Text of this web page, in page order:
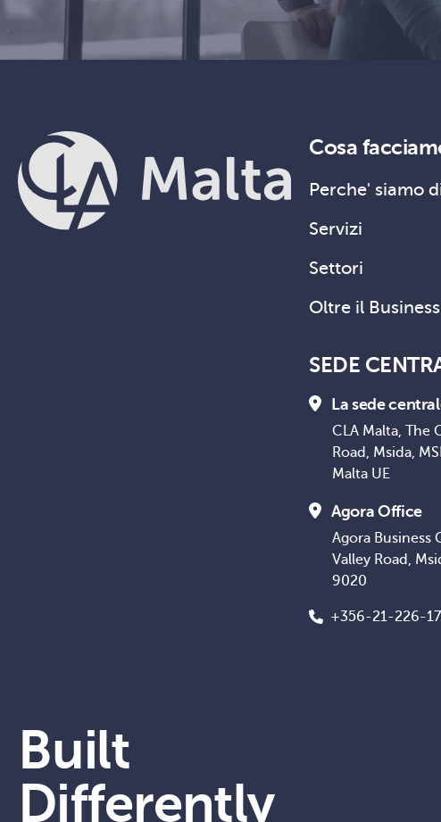
Cosa
Perche' siamo
Servizi
Settori
Oltre il Business
SEDE
La sede
CLA Malta, The
Road, Msida,
Malta UE
Agora Office
Agora Business
Valley Road,
9020
+356-21-226-
Built
Differently